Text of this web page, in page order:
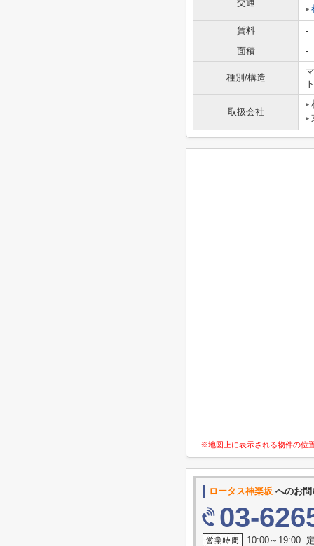
交通
賃料
-
面積
-
種別/構造
ト
取扱会社
※地図上に表示される物件の位
ロータス神楽坂 へのお
03-
10:00～19:00